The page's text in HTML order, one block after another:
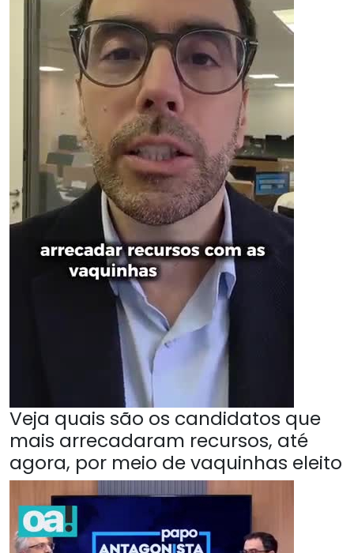
Veja quais são os candidatos que
mais arrecadaram recursos, até
agora, por meio de vaquinhas eleito